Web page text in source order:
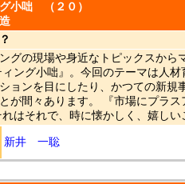
小咄 （２０）
グの現場や身近なトピックスから
ング小咄』。今回のテーマは人
ョンを目にしたり、かつての新規
が間々あります。 『市場にプラ
はそれで、時に懐かしく、嬉しい
新井 一聡